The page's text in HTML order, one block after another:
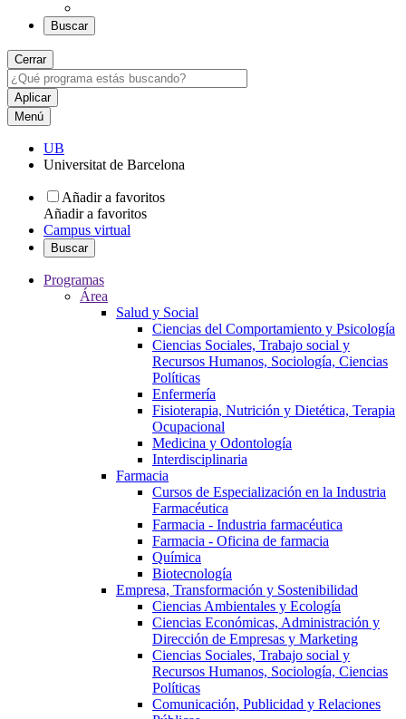
Buscar
Cerrar
Menú
UB
Universitat de Barcelona
Añadir a favoritos
Añadir a favoritos
Campus virtual
Buscar
Programas
Área
Salud y Social
Ciencias del Comportamiento y Psicología
Ciencias Sociales, Trabajo social y
Recursos Humanos, Sociología, Ciencias
Políticas
Enfermería
Fisioterapia, Nutrición y Dietética, Terapia
Ocupacional
Medicina y Odontología
Interdisciplinaria
Farmacia
Cursos de Especialización en la Industria
Farmacéutica
Farmacia - Industria farmacéutica
Farmacia - Oficina de farmacia
Química
Biotecnología
Empresa, Transformación y Sostenibilidad
Ciencias Ambientales y Ecología
Ciencias Económicas, Administración y
Dirección de Empresas y Marketing
Ciencias Sociales, Trabajo social y
Recursos Humanos, Sociología, Ciencias
Políticas
Comunicación, Publicidad y Relaciones